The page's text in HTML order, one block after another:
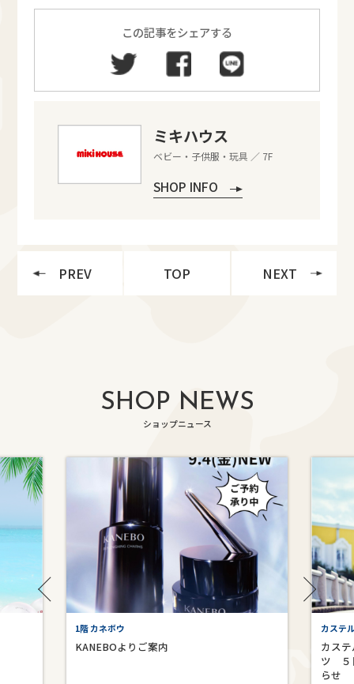
この記事をシェアする
ミキハウス
ベビー・子供服・玩具 ／ 7F
SHOP INFO
PREV TOP NEXT
SHOP NEWS
ショップニュース
1階 カネボウ
KANEBOよりご案内
カステ
カス
ツ ５
らせ